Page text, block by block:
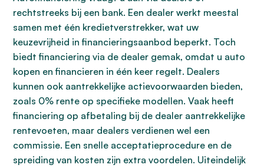
rechtstreeks bij een bank. Een dealer werkt meestal
samen met één kredietverstrekker, wat uw
keuzevrijheid in financieringsaanbod beperkt. Toch
biedt financiering via de dealer gemak, omdat u auto
kopen en financieren in één keer regelt. Dealers
kunnen ook aantrekkelijke actievoorwaarden bieden,
zoals 0% rente op specifieke modellen. Vaak heeft
financiering op afbetaling bij de dealer aantrekkelijke
rentevoeten, maar dealers verdienen wel een
commissie. Een snelle acceptatieprocedure en de
spreiding van kosten zijn extra voordelen. Uiteindelijk